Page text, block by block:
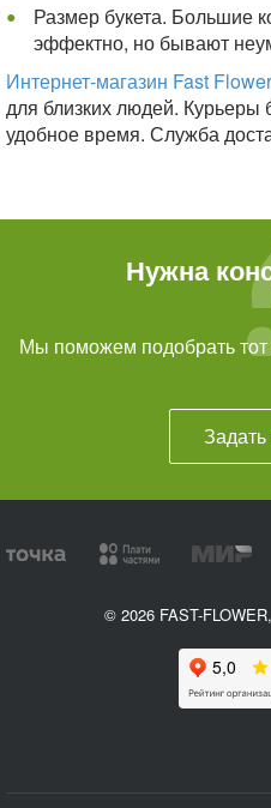
Размер букета. Большие
эффектно, но бывают
Интернет-магазин Fast Flower
для близких людей. Курьеры
удобное время. Служба
Нужна
Мы поможем подобрать
© 2026 FAST-